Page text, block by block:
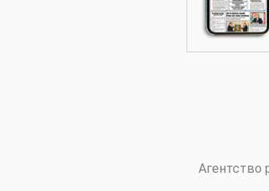
Агентство